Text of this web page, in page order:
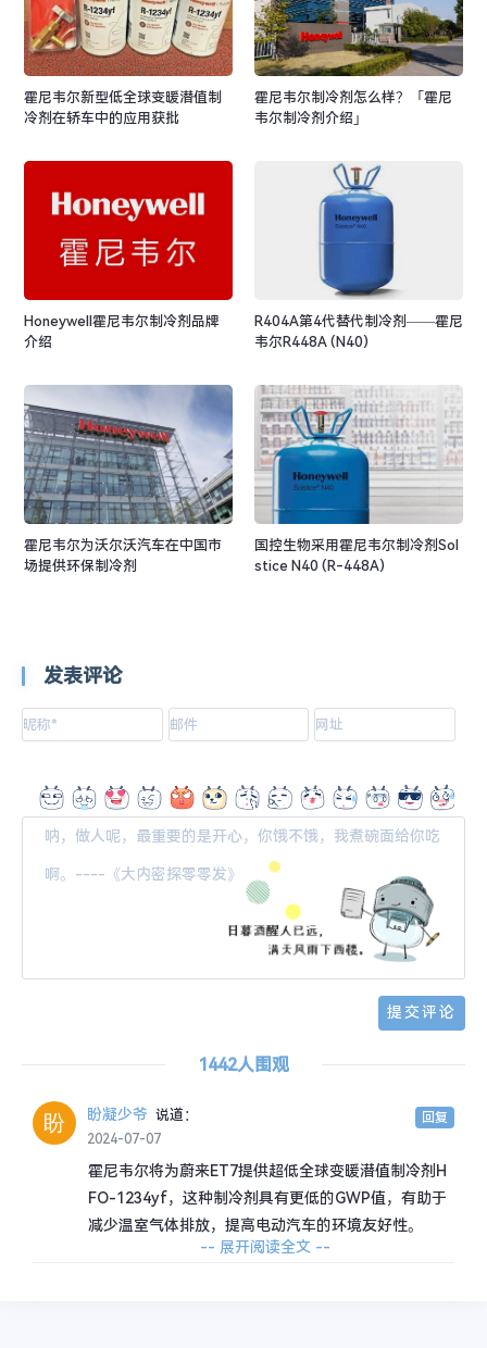
-- 展开阅读全文 --
霍尼韦尔新型低全球变暖潜值制
冷剂在轿车中的应用获批
霍尼韦尔制冷剂怎么样？「霍尼
韦尔制冷剂介绍」
Honeywell霍尼韦尔制冷剂品牌
介绍
R404A第4代替代制冷剂——霍尼
韦尔R448A (N40)
霍尼韦尔为沃尔沃汽车在中国市
场提供环保制冷剂
国控生物采用霍尼韦尔制冷剂Sol
stice N40 (R-448A)
发表评论
1442人围观
盼凝少爷 说道：
2024-07-07
霍尼韦尔将为蔚来ET7提供超低全球变暖潜值制冷剂H
FO-1234yf，这种制冷剂具有更低的GWP值，有助于
减少温室气体排放，提高电动汽车的环境友好性。
回复